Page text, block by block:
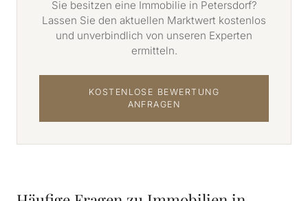
Sie besitzen eine Immobilie in Petersdorf?
Lassen Sie den aktuellen Marktwert kostenlos
und unverbindlich von unseren Experten
ermitteln.
KOSTENLOSE BEWERTUNG
ANFRAGEN